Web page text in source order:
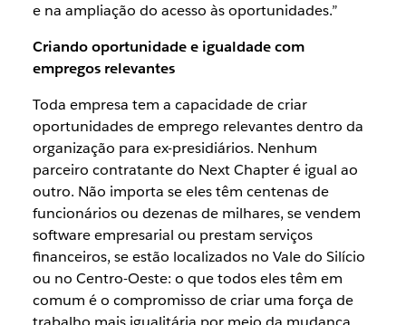
e na ampliação do acesso às oportunidades.”
Criando oportunidade e igualdade com
empregos relevantes
Toda empresa tem a capacidade de criar
oportunidades de emprego relevantes dentro da
organização para ex-presidiários. Nenhum
parceiro contratante do Next Chapter é igual ao
outro. Não importa se eles têm centenas de
funcionários ou dezenas de milhares, se vendem
software empresarial ou prestam serviços
financeiros, se estão localizados no Vale do Silício
ou no Centro-Oeste: o que todos eles têm em
comum é o compromisso de criar uma força de